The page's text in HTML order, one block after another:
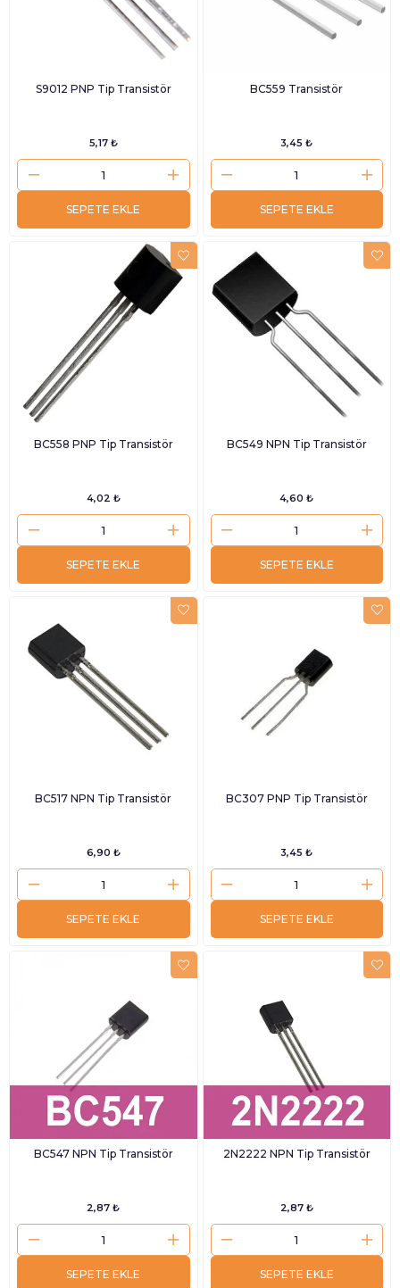
S9012 PNP Tip Transistör
5,17 ₺
SEPETE EKLE
BC559 Transistör
3,45 ₺
SEPETE EKLE
BC558 PNP Tip Transistör
4,02 ₺
SEPETE EKLE
BC549 NPN Tip Transistör
4,60 ₺
SEPETE EKLE
BC517 NPN Tip Transistör
6,90 ₺
SEPETE EKLE
BC307 PNP Tip Transistör
3,45 ₺
SEPETE EKLE
BC547 NPN Tip Transistör
2,87 ₺
SEPETE EKLE
2N2222 NPN Tip Transistör
2,87 ₺
SEPETE EKLE